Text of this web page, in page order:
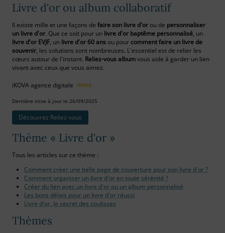
Livre d'or ou album collaboratif
Il existe mille et une façons de faire son livre d'or ou de personnaliser
un livre d'or. Que ce soit pour un livre d'or baptême personnalisé, un
livre d'or EVJF, un livre d'or 60 ans ou pour comment faire un livre de
souvenir, les solutions sont nombreuses. L'essentiel est de relier les
cœurs autour de l'instant. Reliez-vous albumvous aide à garder un lien
vivant avec ceux que vous aimez.
iKOVA agence digitale
Dernière mise à jour le 26/09/2025
Découvrez Reliez‑vous
Thème « Livre d'or »
Tous les articles sur ce thème :
Comment créer une belle page de couverture pour son livre d'or ?
Comment organiser un livre d'or en toute sérénité ?
Créer du lien avec un livre d'or ou un album personnalisé
Les bons délais pour un livre d'or réussi
Livre d'or, le secret des coulisses
Thèmes